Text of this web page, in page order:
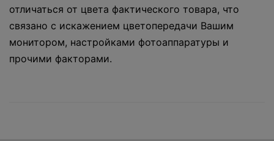
отличаться от цвета фактического товара, что
связано с искажением цветопередачи Вашим
монитором, настройками фотоаппаратуры и
прочими факторами.